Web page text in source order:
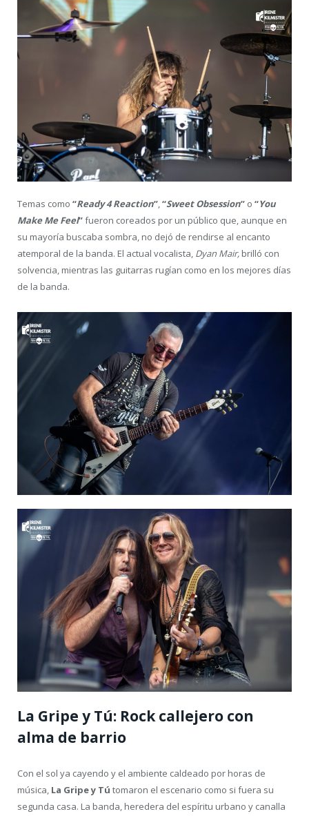
Temas como “Ready 4 Reaction”,“Sweet Obsession” o “You
Make Me Feel”fueron coreados por un público que, aunque en
su mayoría buscaba sombra, no dejó de rendirse al encanto
atemporal de la banda. El actual vocalista, Dyan Mair, brilló con
solvencia, mientras las guitarras rugían como en los mejores días
de la banda.
La Gripe y Tú: Rock callejero con
alma de barrio
Con el sol ya cayendo y el ambiente caldeado por horas de
música, La Gripe y Tú tomaron el escenario como si fuera su
segunda casa. La banda, heredera del espíritu urbano y canalla